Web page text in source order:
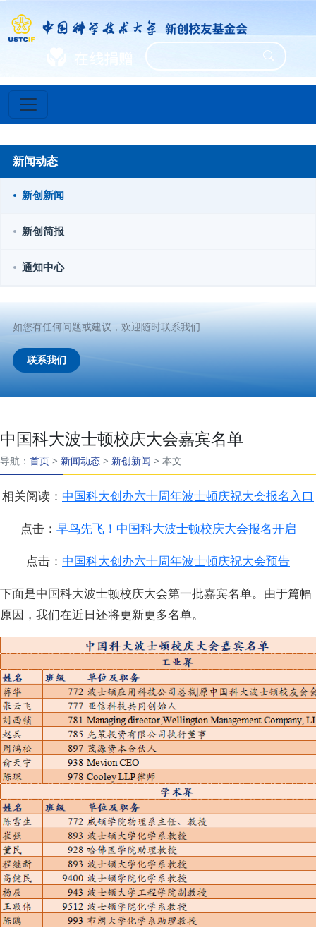
新闻动态
新创新闻
新创简报
通知中心
如您有任何问题或建议，欢迎随时联系我们
联系我们
中国科大波士顿校庆大会嘉宾名单
导航： 首页 > 新闻动态 > 新创新闻 > 本文
相关阅读： 中国科大创办六十周年波士顿庆祝大会报名入口
点击： 早鸟先飞！中国科大波士顿校庆大会报名开启
点击： 中国科大创办六十周年波士顿庆祝大会预告
下面是中国科大波士顿校庆大会第一批嘉宾名单。由于篇幅
原因，我们在近日还将更新更多名单。